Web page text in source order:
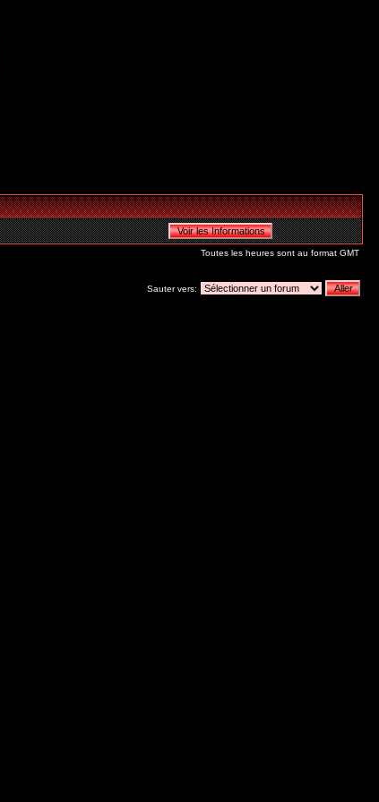
Toutes les heures sont au format GMT
Sauter vers: